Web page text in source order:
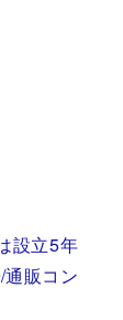
設立5年
販コン